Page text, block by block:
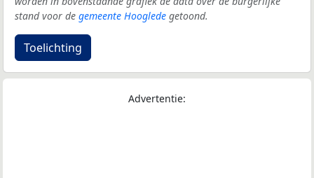
stand voor de gemeente Hooglede getoond.
Toelichting
Advertentie: